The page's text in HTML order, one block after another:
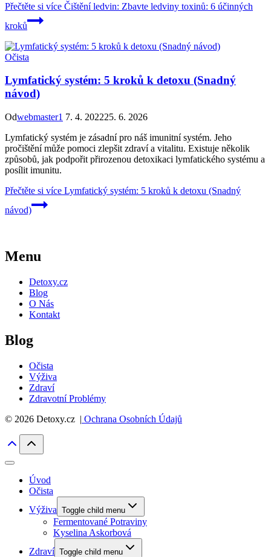
Přečtěte si více Čištění ledvin: Zbavte ledviny toxinů: 6 účinných
kroků
Očista
Lymfatický systém: 5 kroků k detoxu (Snadný
návod)
Odwebmaster1 7. 4. 202225. 6. 2026
Lymfatický systém je zásadní pro náš imunitní systém. Jeho
pročištění může pomoci zlepšit zdraví a vitalitu. Existuje několik
způsobů, jak podpořit přirozenou detoxikaci lymfatického systému a
posílit imunitu.
Přečtěte si více Lymfatický systém: 5 kroků k detoxu (Snadný
návod)
Menu
Detoxy.cz
Blog
O Nás
Kontakt
Blog
Očista
Výživa
Zdraví
Zdravotní Problémy
© 2026 Detoxy.cz | Ochrana Osobních Údajů
Úvod
Očista
Výživa Toggle child menu
Fermentované Potraviny
Kyselina Askorbová
Zdraví Toggle child menu